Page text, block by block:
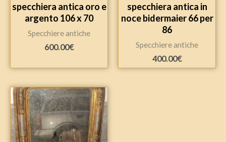
specchiera antica oro e
argento 106 x 70
Specchiere antiche
600.00€
specchiera antica in
noce bidermaier 66 per
86
Specchiere antiche
400.00€